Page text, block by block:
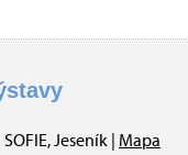
Jeseník | Mapa